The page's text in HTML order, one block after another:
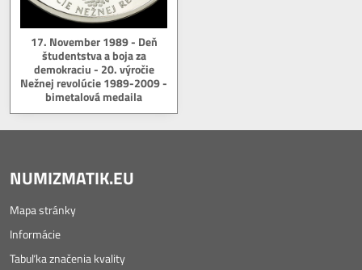
17. November 1989 - Deň
študentstva a boja za
demokraciu - 20. výročie
Nežnej revolúcie 1989-2009 -
bimetalová medaila
NUMIZMATIK.EU
Mapa stránky
Informácie
Tabuľka značenia kvality